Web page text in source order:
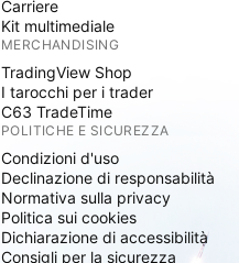
Carriere
Kit multimediale
MERCHANDISING
TradingView Shop
I tarocchi per i trader
C63 TradeTime
POLITICHE E SICUREZZA
Condizioni d'uso
Declinazione di responsabilità
Normativa sulla privacy
Politica sui cookies
Dichiarazione di accessibilità
Consigli per la sicurezza